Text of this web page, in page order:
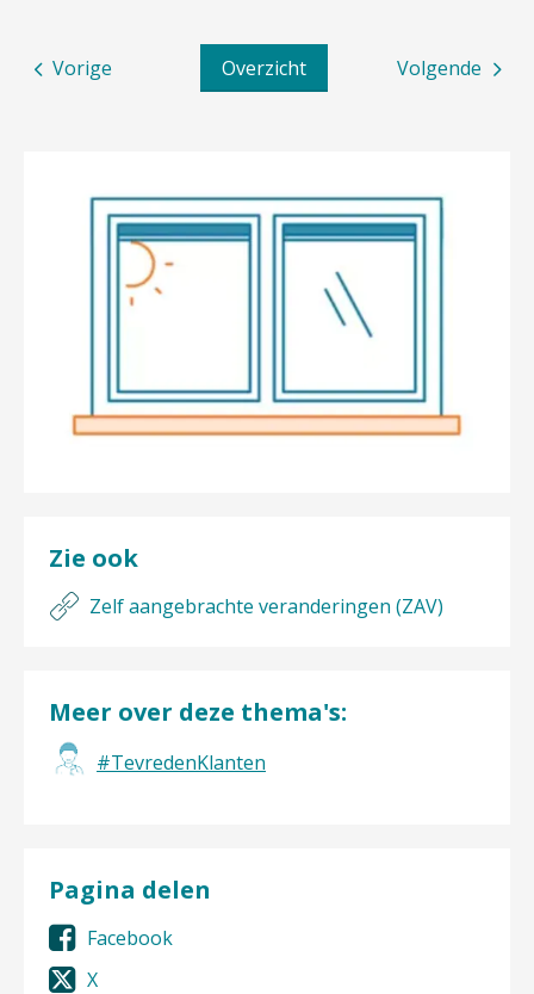
Volgende
Overzicht
Vorige
Zie ook
Zelf aangebrachte veranderingen (ZAV)
Meer over deze thema's:
#TevredenKlanten
Pagina delen
Facebook
X